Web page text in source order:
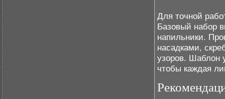
Для точной
Базовый набор
напильники.
насадками,
узоров. Шаблон
чтобы каждая